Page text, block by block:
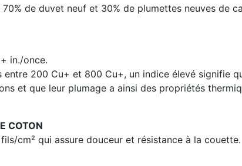
70% de duvet neuf et 30% de plumettes neuves de
in./once.
200 Cu+ et 800 Cu+, un indice élevé signifie
et que leur plumage a ainsi des propriétés
COTON
cm² qui assure douceur et résistance à la couette.